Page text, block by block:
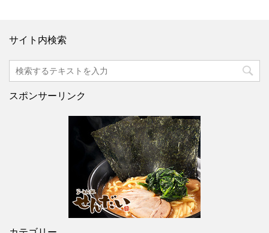
サイト内検索
スポンサーリンク